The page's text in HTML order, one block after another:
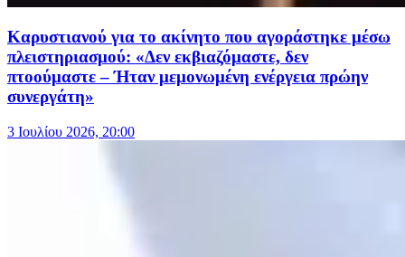
Καρυστιανού για το ακίνητο που αγοράστηκε μέσω
πλειστηριασμού: «Δεν εκβιαζόμαστε, δεν
πτοούμαστε – Ήταν μεμονωμένη ενέργεια πρώην
συνεργάτη»
3 Ιουλίου 2026, 20:00